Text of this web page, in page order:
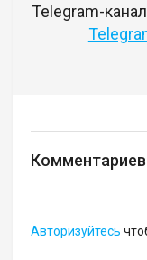
Telegram-
Авторизуйтесь